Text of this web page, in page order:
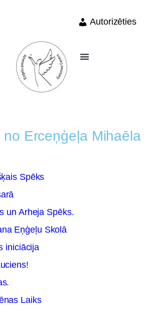
Autorizēties
Erceņģeļa Mihaēla
Spēks
un Arheja Spēks.
Eņģeļu Skolā
iniciācija
Laiks